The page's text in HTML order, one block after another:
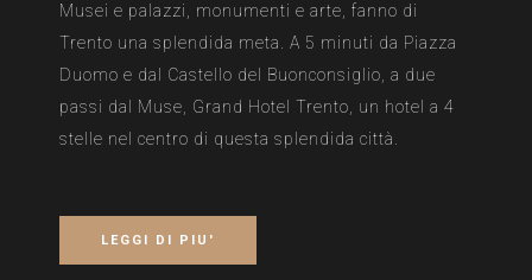
Musei e palazzi, monumenti e arte, fanno di
Trento una splendida meta. A 5 minuti da Piazza
Duomo e dal Castello del Buonconsiglio, a due
passi dal Muse, Grand Hotel Trento, un hotel a 4
stelle nel centro di questa splendida città.
LEGGI DI PIU'